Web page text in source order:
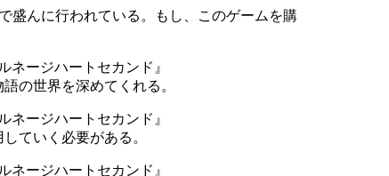
盛んに行われている。もし、このゲームを購
の世界を深めてくれる。
ていく必要がある。